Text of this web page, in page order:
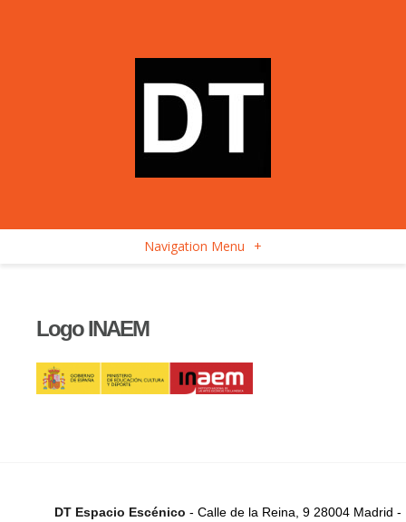
Navigation Menu +
Logo INAEM
DT Espacio Escénico - Calle de la Reina, 9 28004 Madrid -